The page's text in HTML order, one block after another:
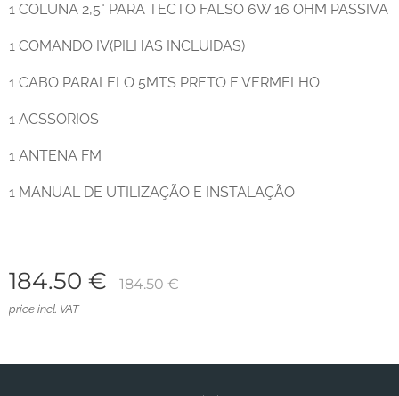
1 COLUNA 2,5" PARA TECTO FALSO 6W 16 OHM PASSIVA
1 COMANDO IV(PILHAS INCLUIDAS)
1 CABO PARALELO 5MTS PRETO E VERMELHO
1 ACSSORIOS
1 ANTENA FM
1 MANUAL DE UTILIZAÇÃO E INSTALAÇÃO
184.50 € 184.50€
price incl. VAT